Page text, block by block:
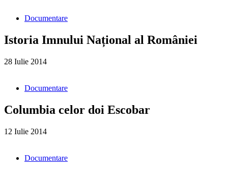
Documentare
Istoria Imnului Național al României
28 Iulie 2014
Documentare
Columbia celor doi Escobar
12 Iulie 2014
Documentare